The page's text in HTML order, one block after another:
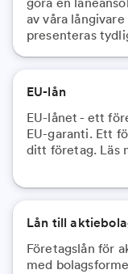
av våra
presenteras
EU-lån
EU-lånet - ett
EU-garanti. Ett
ditt företag. Läs
Lån till
Företagslån för
med